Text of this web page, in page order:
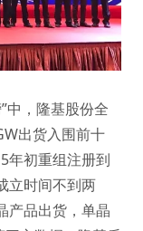
中，隆基股份全
出货入围前十
年初重组注册到
立时间不到两
产品出货，单晶